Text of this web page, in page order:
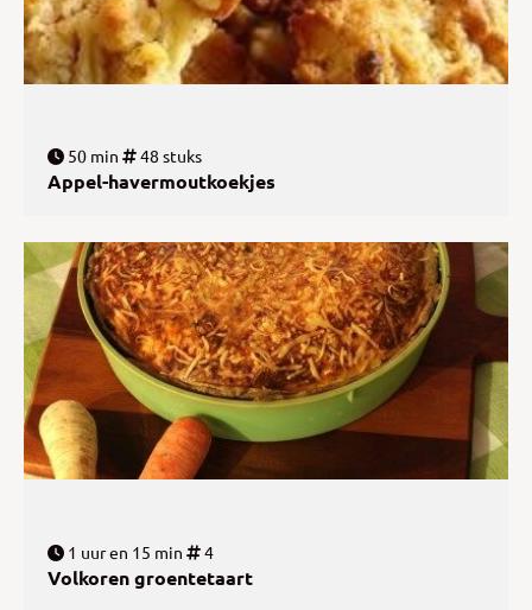
50 min 48 stuks
Appel-havermoutkoekjes
1 uur en 15 min 4
Volkoren groentetaart